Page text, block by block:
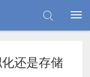
还是存储